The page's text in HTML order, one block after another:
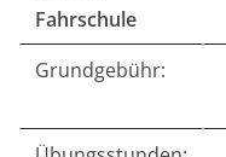
Fahrschule
Grundgebühr: